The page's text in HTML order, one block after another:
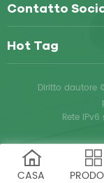
Contatto
Hot Tag
Diritto dautore
Rete
CASA